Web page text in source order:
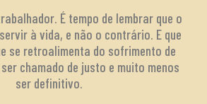
É tempo de lembrar que o
à vida, e não o contrário. E que
se retroalimenta do sofrimento de
chamado de justo e muito menos
ser definitivo.